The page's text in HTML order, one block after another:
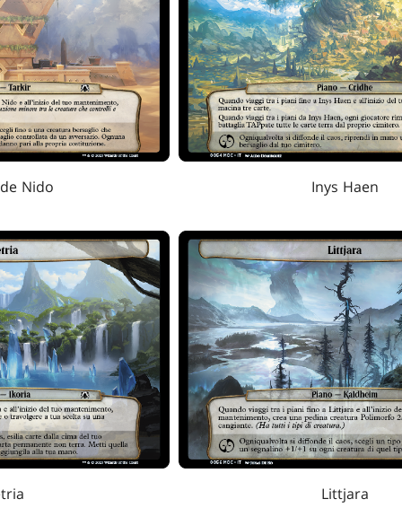
Nido Inys Haen
Littjara